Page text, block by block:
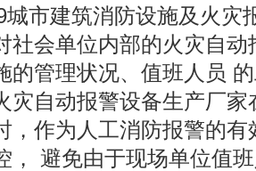
市建筑消防设施及火灾
社会单位内部的火灾自
的管理状况、值班人员
灾自动报警设备生产厂
，作为人工消防报警的
， 避免由于现场单位值